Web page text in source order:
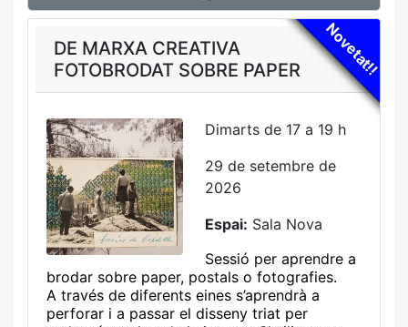
Novetat!!
DE MARXA CREATIVA
FOTOBRODAT SOBRE PAPER
Dimarts de 17 a 19 h
29 de setembre de
2026
Espai: Sala Nova
Sessió per aprendre a
brodar sobre paper, postals o fotografies.
A través de diferents eines s’aprendrà a
perforar i a passar el disseny triat per